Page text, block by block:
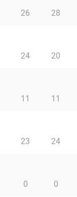
26 28
24 20
11 11
23 24
0 0